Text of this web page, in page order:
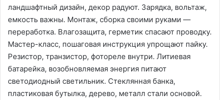
ландшафтный дизайн, декор радуют. Зарядка, вольтаж,
емкость важны. Монтаж, сборка своими руками —
переработка. Влагозащита, герметик спасают проводку.
Мастер-класс, пошаговая инструкция упрощают пайку.
Резистор, транзистор, фотореле внутри. Литиевая
батарейка, возобновляемая энергия питают
светодиодный светильник. Стеклянная банка,
пластиковая бутылка, дерево, металл стали основой.